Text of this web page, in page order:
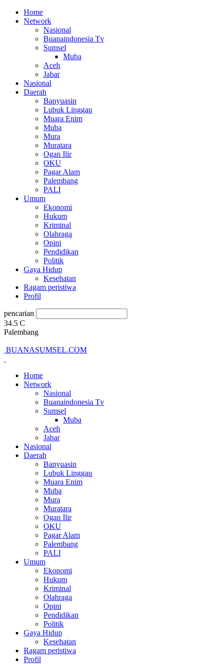
Home
Network
Nasional
Buanaindonesia Tv
Sumsel
Muba
Aceh
Jabar
Nasional
Daerah
Banyuasin
Lubuk Linggau
Muara Enim
Muba
Mura
Muratara
Ogan Ilir
OKU
Pagar Alam
Palembang
PALI
Umum
Ekonomi
Hukum
Kriminal
Olahraga
Opini
Pendidikan
Politik
Gaya Hidup
Kesehatan
Ragam peristiwa
Profil
pencarian
34.5 C
Palembang
BUANASUMSEL.COM
Home
Network
Nasional
Buanaindonesia Tv
Sumsel
Muba
Aceh
Jabar
Nasional
Daerah
Banyuasin
Lubuk Linggau
Muara Enim
Muba
Mura
Muratara
Ogan Ilir
OKU
Pagar Alam
Palembang
PALI
Umum
Ekonomi
Hukum
Kriminal
Olahraga
Opini
Pendidikan
Politik
Gaya Hidup
Kesehatan
Ragam peristiwa
Profil